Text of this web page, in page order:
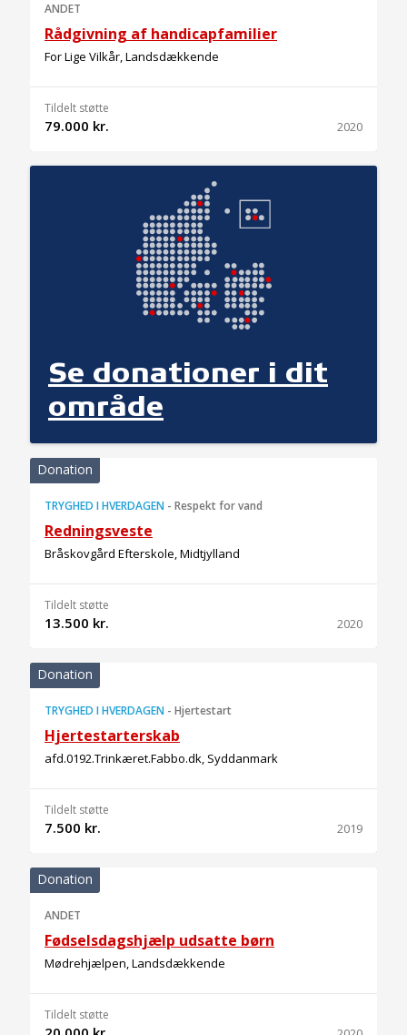
Se donationer i dit
område
ANDET
Rådgivning af handicapfamilier
For Lige Vilkår, Landsdækkende
Tildelt støtte
79.000 kr. 2020
Donation
TRYGHED I HVERDAGEN - Respekt for vand
Redningsveste
Bråskovgård Efterskole, Midtjylland
Tildelt støtte
13.500 kr. 2020
Donation
TRYGHED I HVERDAGEN - Hjertestart
Hjertestarterskab
afd.0192.Trinkæret.Fabbo.dk, Syddanmark
Tildelt støtte
7.500 kr. 2019
Donation
ANDET
Fødselsdagshjælp udsatte børn
Mødrehjælpen, Landsdækkende
Tildelt støtte